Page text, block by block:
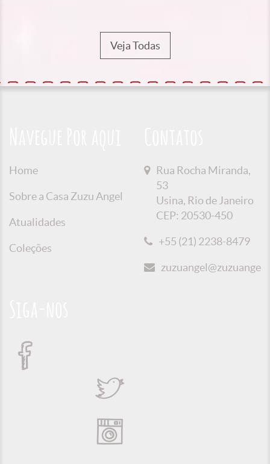
Veja Todas
Home
Sobre a Casa Zuzu Angel
Atualidades
Coleções
Rua Rocha Miranda,
53
Usina, Rio de Janeiro
CEP: 20530-450
+55 (21) 2238-8479